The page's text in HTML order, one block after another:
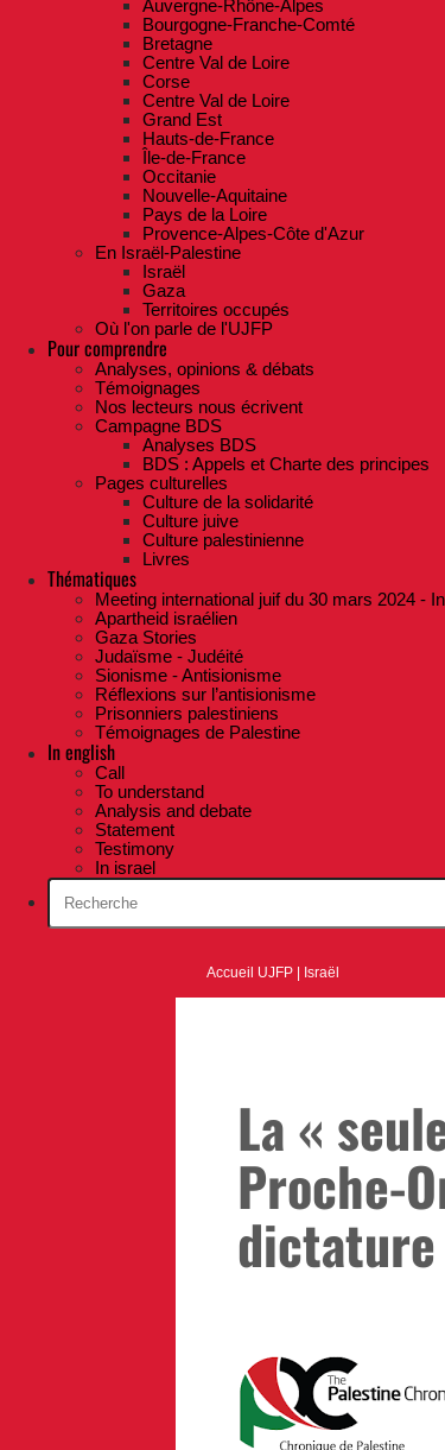
Auvergne-Rhône-Alpes
Bourgogne-Franche-Comté
Bretagne
Centre Val de Loire
Corse
Centre Val de Loire
Grand Est
Hauts-de-France
Île-de-France
Occitanie
Nouvelle-Aquitaine
Pays de la Loire
Provence-Alpes-Côte d'Azur
En Israël-Palestine
Israël
Gaza
Territoires occupés
Où l'on parle de l'UJFP
Pour comprendre
Analyses, opinions & débats
Témoignages
Nos lecteurs nous écrivent
Campagne BDS
Analyses BDS
BDS : Appels et Charte des principes
Pages culturelles
Culture de la solidarité
Culture juive
Culture palestinienne
Livres
Thématiques
Meeting international juif du 30 mars 2024 -
Apartheid israélien
Gaza Stories
Judaïsme - Judéité
Sionisme - Antisionisme
Réflexions sur l’antisionisme
Prisonniers palestiniens
Témoignages de Palestine
In english
Call
To understand
Analysis and debate
Statement
Testimony
In israel
Accueil UJFP Israël
La «
Proche-
dictature